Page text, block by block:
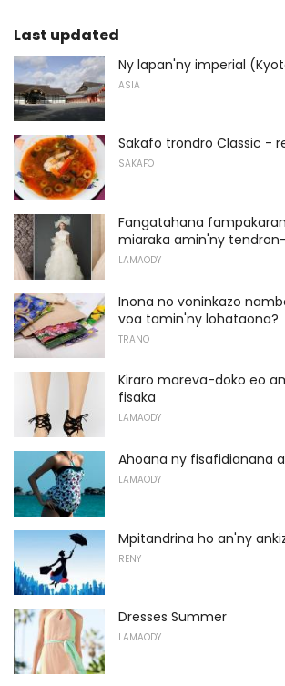
Last updated
Ny lapan'ny imperial
ASIA
Sakafo trondro Classic -
SAKAFO
Fangatahana
miaraka amin'ny
LAMAODY
Inona no voninkazo
voa tamin'ny lohataona?
TRANO
Kiraro mareva-doko eo
fisaka
LAMAODY
Ahoana ny fisafidianana
LAMAODY
Mpitandrina ho an'ny
RENY
Dresses Summer
LAMAODY